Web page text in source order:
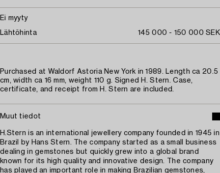
Ei myyty
Lähtöhinta 145 000 - 150 000 SEK
Purchased at Waldorf Astoria New York in 1989. Length ca 20.5
cm, width ca 16 mm, weight 110 g. Signed H. Stern. Case,
certificate, and receipt from H. Stern are included.
Muut tiedot
H.Stern is an international jewellery company founded in 1945 in
Brazil by Hans Stern. The company started as a small business
dealing in gemstones but quickly grew into a global brand
known for its high quality and innovative design. The company
has played an important role in making Brazilian gemstones,